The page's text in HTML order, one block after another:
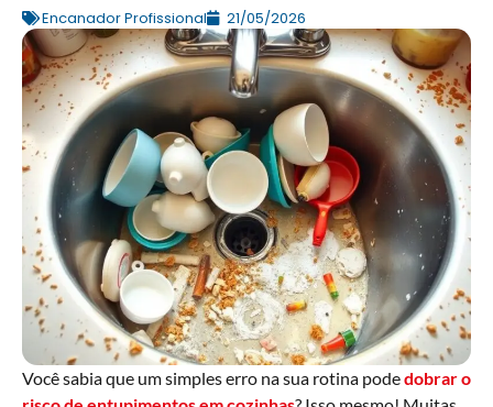
Encanador Profissional 21/05/2026
Você sabia que um simples erro na sua rotina podedobrar o